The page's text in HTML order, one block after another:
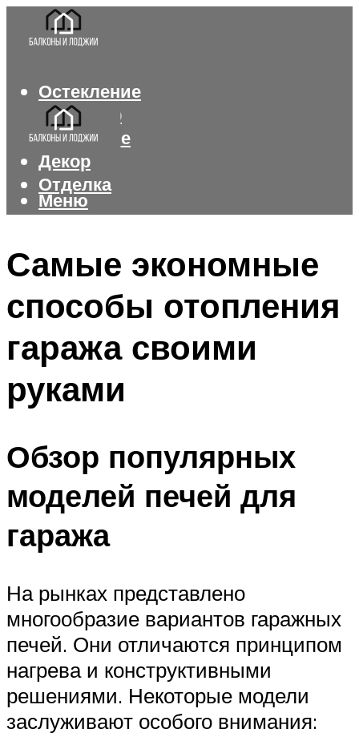
Остекление
Интерьер
Утепление
Декор
Отделка
Меню
Самые экономные
способы отопления
гаража своими
руками
Обзор популярных
моделей печей для
гаража
На рынках представлено
многообразие вариантов гаражных
печей. Они отличаются принципом
нагрева и конструктивными
решениями. Некоторые модели
заслуживают особого внимания: